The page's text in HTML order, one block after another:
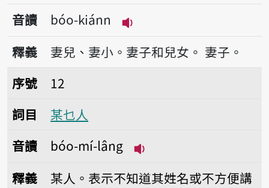
音讀
bóo-kiánn
播放音讀bóo-kiánn
釋義 妻兒、妻小。妻子和兒女。 妻子。
序號12某乜人
序號
12
詞目
某乜人
音讀
bóo-mí-lâng
釋義
某人。表示不知道其姓名或不方便講